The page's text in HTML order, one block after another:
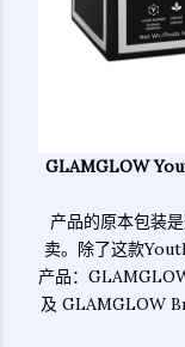
GLAMGLOW
产品的原本包装
卖。除了这款
产品：
及 GLAMGLOW